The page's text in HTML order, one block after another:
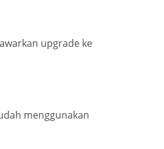
upgrade ke
menggunakan